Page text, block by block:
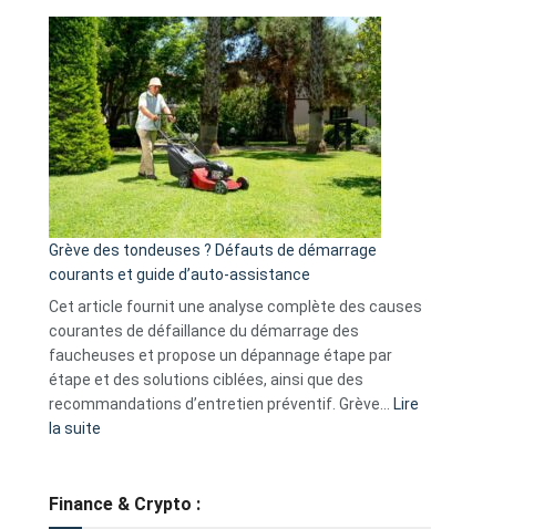
GitHub
Comment
choisir
une
caméra
de
surveillance
?
5
avantages
essentiels
de
la
S330
eufy
Grève des tondeuses ? Défauts de démarrage
courants et guide d’auto-assistance
Cet article fournit une analyse complète des causes
courantes de défaillance du démarrage des
faucheuses et propose un dépannage étape par
étape et des solutions ciblées, ainsi que des
recommandations d’entretien préventif. Grève… Lire
la suite
tondeuses
Finance & Crypto :